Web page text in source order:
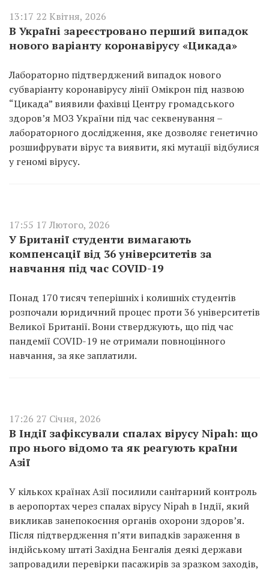
13:17 22 Квітня, 2026
В Україні зареєстровано перший випадок
нового варіанту коронавірусу «Цикада»
Лабораторно підтверджений випадок нового
субваріанту коронавірусу лінії Омікрон під назвою
“Цикада” виявили фахівці Центру громадського
здоровʼя МОЗ України під час секвенування –
лабораторного дослідження, яке дозволяє генетично
розшифрувати вірус та виявити, які мутації відбулися
у геномі вірусу.
17:55 17 Лютого, 2026
У Британії студенти вимагають
компенсації від 36 університетів за
навчання під час COVID-19
Понад 170 тисяч теперішніх і колишніх студентів
розпочали юридичний процес проти 36 університетів
Великої Британії. Вони стверджують, що під час
пандемії COVID-19 не отримали повноцінного
навчання, за яке заплатили.
17:26 27 Січня, 2026
В Індії зафіксували спалах вірусу Nipah: що
про нього відомо та як реагують країни
Азії
У кількох країнах Азії посилили санітарний контроль
в аеропортах через спалах вірусу Nipah в Індії, який
викликав занепокоєння органів охорони здоров’я.
Після підтвердження п’яти випадків зараження в
індійському штаті Західна Бенгалія деякі держави
запровадили перевірки пасажирів за зразком заходів,